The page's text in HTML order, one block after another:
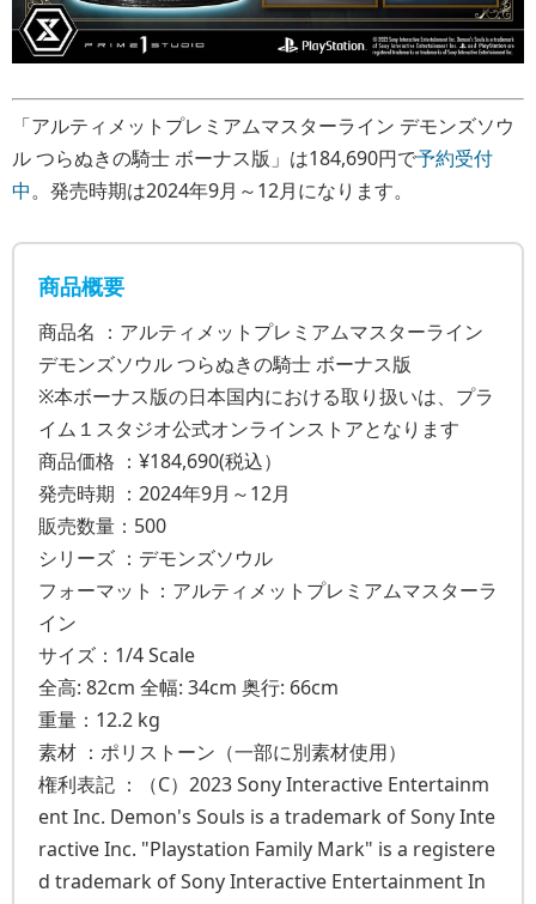
「アルティメットプレミアムマスターライン デモンズソウ
ル つらぬきの騎士 ボーナス版」は184,690円で予約受付
中。発売時期は2024年9月～12月になります。
商品概要
商品名 ：アルティメットプレミアムマスターライン
デモンズソウル つらぬきの騎士 ボーナス版
※本ボーナス版の日本国内における取り扱いは、プラ
イム１スタジオ公式オンラインストアとなります
商品価格 ：¥184,690(税込）
発売時期 ：2024年9月～12月
販売数量：500
シリーズ ：デモンズソウル
フォーマット：アルティメットプレミアムマスターラ
イン
サイズ：1/4 Scale
全高: 82cm 全幅: 34cm 奥行: 66cm
重量：12.2 kg
素材 ：ポリストーン（一部に別素材使用）
権利表記 ：（C）2023 Sony Interactive Entertainm
ent Inc. Demon's Souls is a trademark of Sony Inte
ractive Inc. "Playstation Family Mark" is a registere
d trademark of Sony Interactive Entertainment In